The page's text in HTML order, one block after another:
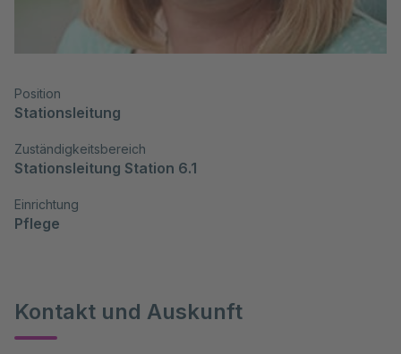
Position
Stationsleitung
Zuständigkeitsbereich
Stationsleitung Station 6.1
Einrichtung
Pflege
Kontakt und Auskunft